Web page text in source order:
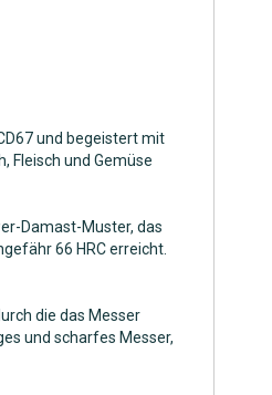
und begeistert mit
Fleisch und Gemüse
Damast-Muster, das
66 HRC erreicht.
die das Messer
und scharfes Messer,